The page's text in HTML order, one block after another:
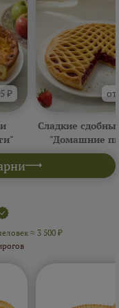
₽ от
Сладкие
"Домашние
≈ 3 500 ₽